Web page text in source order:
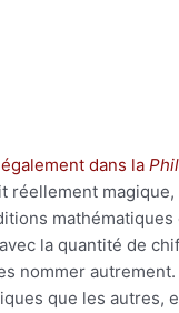
dans la
la quantité de
nommer
que les autres,